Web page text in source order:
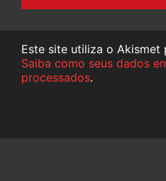
Este site utiliza o Akismet
Saiba como seus dados
processados.